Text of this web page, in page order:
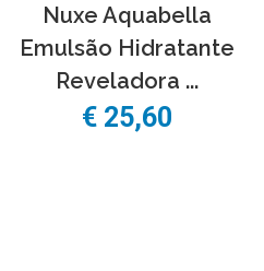
Nuxe Aquabella
Emulsão Hidratante
Reveladora ...
€ 25,60